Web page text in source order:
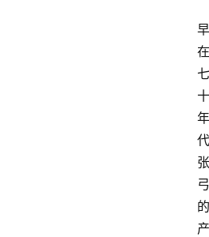
早
在
七
十
年
代
张
弓
的
产